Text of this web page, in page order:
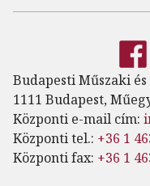
Budapesti Műszaki
1111 Budapest,
Központi e-mail cím:
Központi tel.: +36 1
Központi fax: +36 1